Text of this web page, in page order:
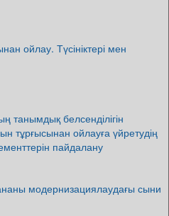
ойлау. Түсініктері мен
танымдық белсенділігін
тұрғысынан ойлауға үйретудің
пайдалану
модернизациялаудағы сыни